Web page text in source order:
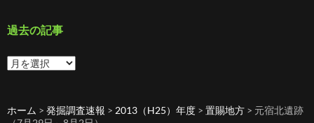
ー
過去の記事
過
去
事
ホーム > 発掘調査速報 > 2013（H25）年度 > 置賜地方 > 元宿北遺跡